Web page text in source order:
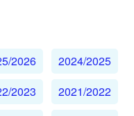
2026
2024/2025
2023
2021/2022